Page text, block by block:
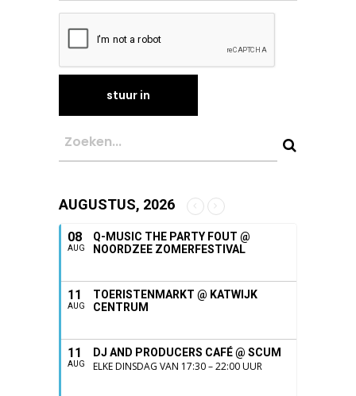
AUGUSTUS, 2026
08
AUG
Q-MUSIC THE PARTY FOUT @
NOORDZEE ZOMERFESTIVAL
11
AUG
TOERISTENMARKT @ KATWIJK
CENTRUM
11
AUG
DJ AND PRODUCERS CAFÉ @ SCUM
ELKE DINSDAG VAN 17:30 – 22:00 UUR